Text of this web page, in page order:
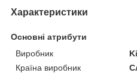
Характеристики
Основні атрибути
Виробник
Країна виробник